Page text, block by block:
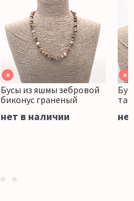
×
Бусы из яшмы зебровой
биконус граненый
нет в наличии
×